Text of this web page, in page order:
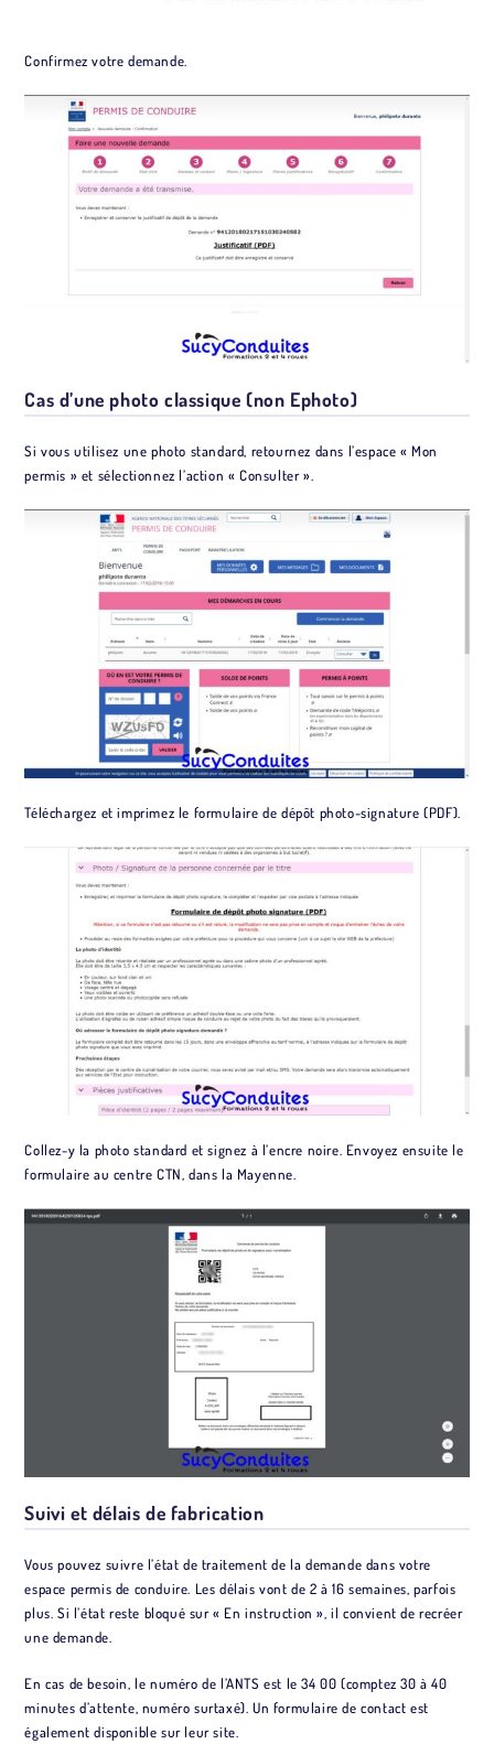
Confirmez votre demande.
Cas d’une photo classique (non Ephoto)
Si vous utilisez une photo standard, retournez dans l’espace « Mon
permis » et sélectionnez l’action « Consulter ».
Téléchargez et imprimez le formulaire de dépôt photo-signature (PDF).
Collez-y la photo standard et signez à l’encre noire. Envoyez ensuite le
formulaire au centre CTN, dans la Mayenne.
Suivi et délais de fabrication
Vous pouvez suivre l’état de traitement de la demande dans votre
espace permis de conduire. Les délais vont de 2 à 16 semaines, parfois
plus. Si l’état reste bloqué sur « En instruction », il convient de recréer
une demande.
En cas de besoin, le numéro de l’ANTS est le 34 00 (comptez 30 à 40
minutes d’attente, numéro surtaxé). Un formulaire de contact est
également disponible sur leur site.